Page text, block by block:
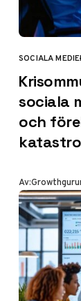
KATEGORI
SOCIALA
sociala
och
Av: